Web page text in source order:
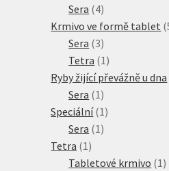
produkt
Sera 44
produkty
Krmivo ve formě tablet
Sera 33
produkty
Tetra 1 1
produkt
Ryby žijící převážně u dna
Sera 1 1
produkt
Speciální 1 1
Sera 1 1
Tetra 1 1
produkt
Tabletové krmivo 1 1